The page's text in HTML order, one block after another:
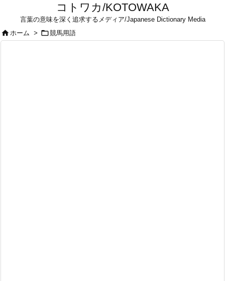
コトワカ/KOTOWAKA
言葉の意味を深く追求するメディア/Japanese Dictionary Media
ホーム > 競馬用語